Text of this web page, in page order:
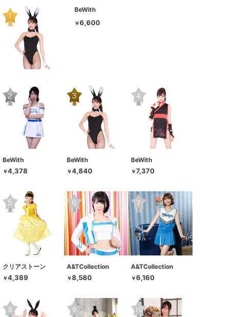
BeWith
￥6,600
BeWith
￥4,378
BeWith
￥4,840
BeWith
￥7,370
クリアストーン
￥4,389
A&TCollection
￥8,580
A&TCollection
￥6,160